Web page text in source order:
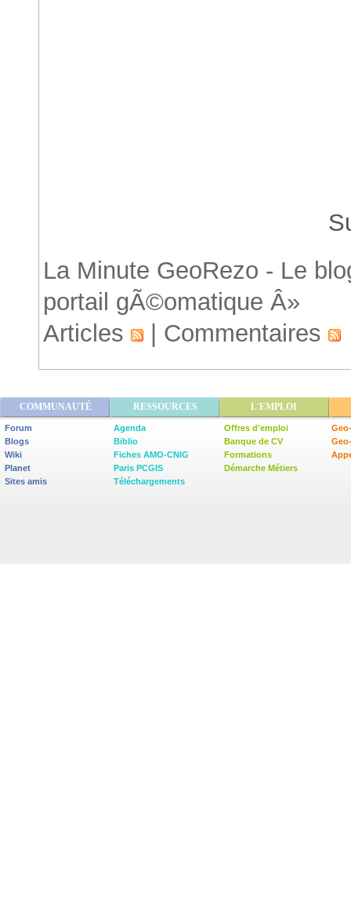
La Minute GeoRezo - Le
portail gÃ©omatique Â»
Articles
Commentaires
COMMUNAUTÉ RESSOURCES L'EMPLOI
Forum
Blogs
Wiki
Planet
Sites amis
Agenda
Biblio
Fiches AMO-CNIG
Paris PCGIS
Téléchargements
Offres d'emploi
Banque de CV
Formations
Démarche Métiers